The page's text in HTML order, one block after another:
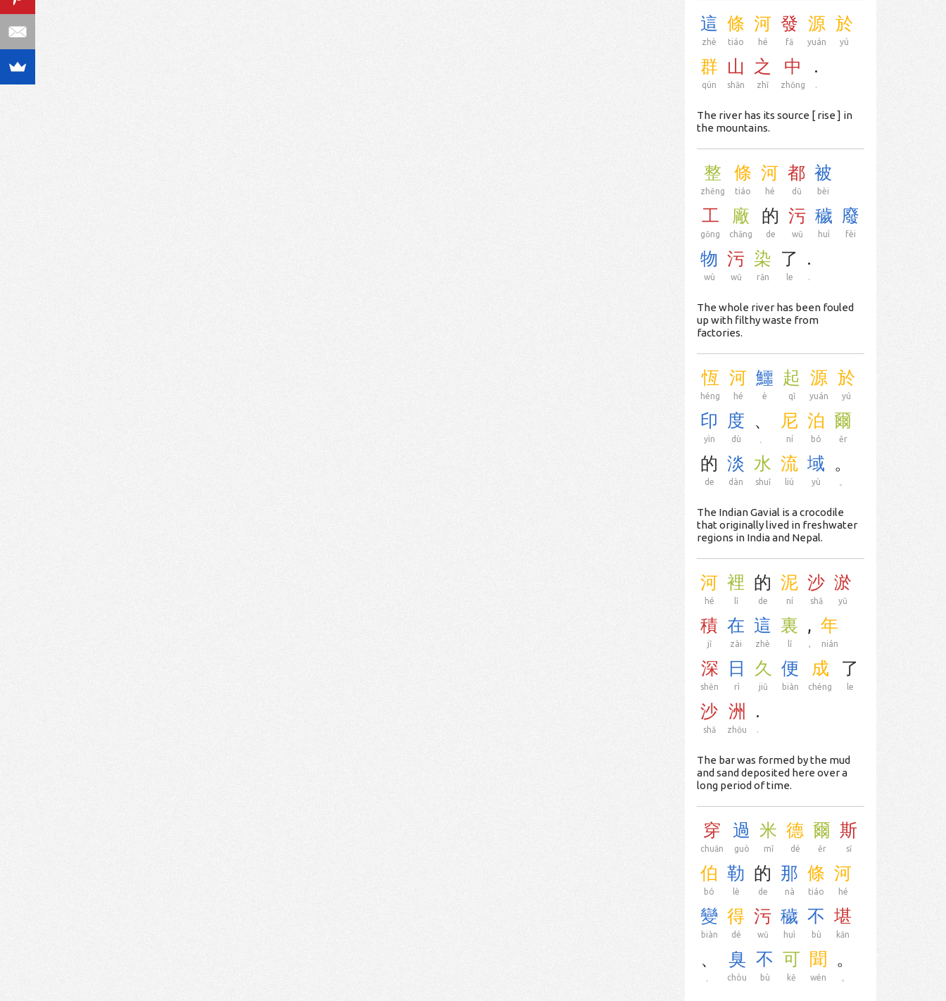
這
zhè
條
tiáo
河
hé
發
fā
源
yuán
於
yú
群
qún
山
shān
之
zhī
中
zhōng
.
.
The river has its source [ rise ] in
the mountains.
整
zhěng
條
tiáo
河
hé
都
dū
被
bèi
工
gōng
廠
chǎng
的
de
污
wū
穢
huì
廢
fèi
物
wù
污
wū
染
rǎn
了
le
.
.
The whole river has been fouled
up with filthy waste from
factories.
恆
héng
河
hé
鱷
è
起
qǐ
源
yuán
於
yú
印
yìn
度
dù
、 尼
ní
泊
bó
爾
ěr
的
de
淡
dàn
水
shuǐ
流
liú
域
yù
。
The Indian Gavial is a crocodile
that originally lived in freshwater
regions in India and Nepal.
河
hé
裡
lǐ
的
de
泥
ní
沙
shā
淤
yū
積
jī
在
zài
這
zhè
裏
lǐ
,
,
年
nián
深
shēn
日
rì
久
jiǔ
便
biàn
成
chéng
了
le
沙
shā
洲
zhōu
.
.
The bar was formed by the mud
and sand deposited here over a
long period of time.
穿
chuān
過
guò
米
mǐ
德
dé
爾
ěr
斯
sī
伯
bó
勒
lè
的
de
那
nà
條
tiáo
河
hé
變
biàn
得
dé
污
wū
穢
huì
不
bù
堪
kān
、 臭
chòu
不
bù
可
kě
聞
wén
。